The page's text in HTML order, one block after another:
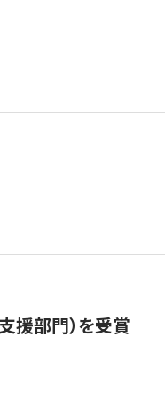
援部門）を受賞